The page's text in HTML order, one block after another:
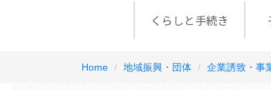
くらしと手続き
Home 地域振興・団体 企業誘致・事